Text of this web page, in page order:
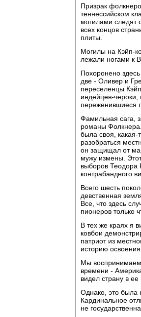
Призрак
теннессийском
могилами следят
всех концов
плиты.
Могилы на Кэйп-
лежали ногами к
Похоронено
две - Оливер и
переселенцы
индейцев-
переженившиеся
Фамильная сага,
романы
была своя, какая-
разобраться
он защищал от
мужу измены.
выборов Теодора
контрабандного
Всего шесть
девственная
Все, что здесь
пионеров только
В тех же краях я
ковбои
патриот из
историю
Мы воспринимаем
времени -
видел страну в
Однако, это была
Кардинальное
не